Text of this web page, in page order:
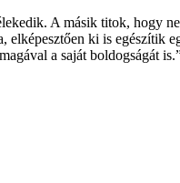
A másik titok, hogy
ki is egészítik
a saját boldogságát